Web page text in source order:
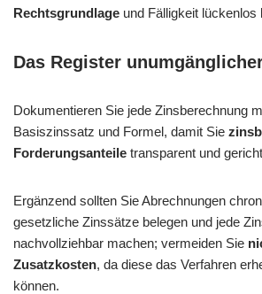
Rechtsgrundlage und Fälligkeit lückenlos
Das Register
Dokumentieren Sie jede Zinsberechnung
Basiszinssatz und Formel, damit Sie
Forderungsanteile transparent und
Ergänzend sollten Sie Abrechnungen
gesetzliche Zinssätze belegen und jede
nachvollziehbar machen; vermeiden Sie
Zusatzkosten, da diese das Verfahren
können.